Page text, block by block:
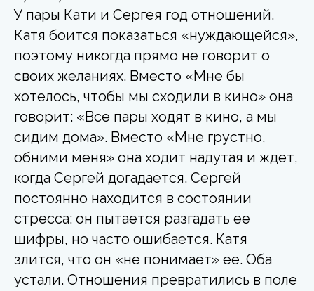
У пары Кати и Сергея год отношений.
Катя боится показаться «нуждающейся»,
поэтому никогда прямо не говорит о
своих желаниях. Вместо «Мне бы
хотелось, чтобы мы сходили в кино» она
говорит: «Все пары ходят в кино, а мы
сидим дома». Вместо «Мне грустно,
обними меня» она ходит надутая и ждет,
когда Сергей догадается. Сергей
постоянно находится в состоянии
стресса: он пытается разгадать ее
шифры, но часто ошибается. Катя
злится, что он «не понимает» ее. Оба
устали. Отношения превратились в поле